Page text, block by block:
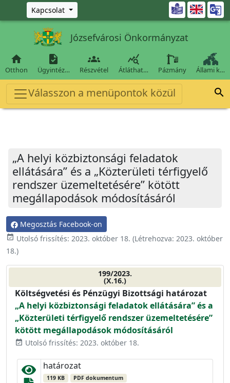
Ugrás a fő tartalomra
Kapcsolat 
Józsefvárosi Önkormányzat

Otthon

Ügyintéz…

Részvétel

Átláthat… Pázmány Állami k…
Válasszon a menüpontok közül 
„A helyi közbiztonsági feladatok
ellátására” és a „Közterületi térfigyelő
rendszer üzemeltetésére” kötött
megállapodások módosításáról
Megosztás Facebook-on
event_available Utolsó frissítés: 2023. október 18. (Létrehozva: 2023. október
18.)
199/2023.
(X.16.)
Költségvetési és Pénzügyi Bizottsági határozat
„A helyi közbiztonsági feladatok ellátására” és a
„Közterületi térfigyelő rendszer üzemeltetésére”
kötött megállapodások módosításáról
event_available Utolsó frissítés: 2023. október 18.
határozat
119 KB PDF dokumentum